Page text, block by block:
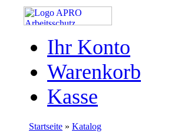
Ihr Konto
Warenkorb
Kasse
Startseite » Katalog